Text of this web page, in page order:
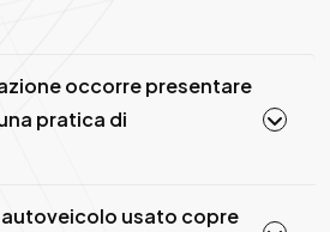
occorre presentare
pratica di
autoveicolo usato copre